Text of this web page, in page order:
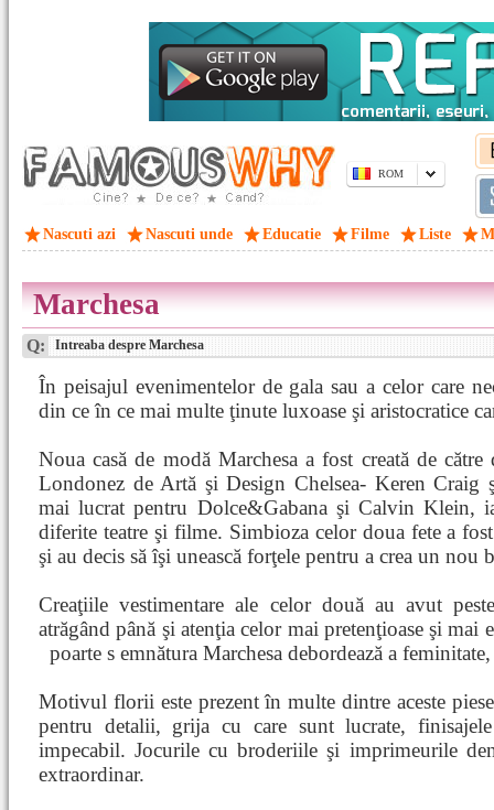
ROM
Nascuti azi Nascuti unde Educatie Filme Liste
Marchesa
Q: Intreaba despre Marchesa
În peisajul evenimentelor de gala sau a celor care
din ce în ce mai multe ţinute luxoase şi aristocratice
Noua casă de modă Marchesa a fost creată de
Londonez de Artă şi Design Chelsea- Keren Craig
mai lucrat pentru Dolce&Gabana şi Calvin Klein,
diferite teatre şi filme. Simbioza celor doua fete a
şi au decis să îşi unească forţele pentru a crea un nou
Creaţiile vestimentare ale celor două au avut
atrăgând până şi atenţia celor mai pretenţioase şi mai
poarte s emnătura Marchesa debordează a
Motivul florii este prezent în multe dintre aceste
pentru detalii, grija cu care sunt lucrate,
impecabil. Jocurile cu broderiile şi imprimeurile
extraordinar.